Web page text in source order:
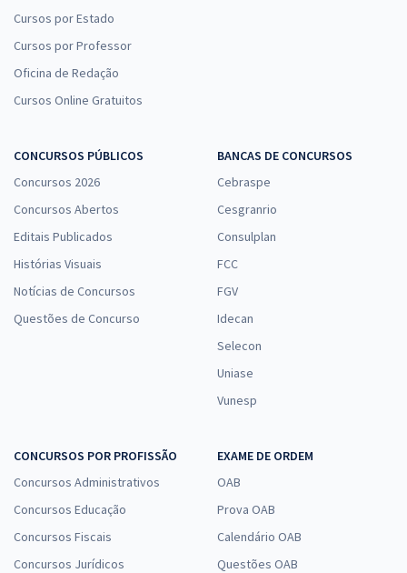
Cursos por Estado
Cursos por Professor
Oficina de Redação
Cursos Online Gratuitos
CONCURSOS PÚBLICOS
Concursos 2026
Concursos Abertos
Editais Publicados
Histórias Visuais
Notícias de Concursos
Questões de Concurso
BANCAS DE CONCURSOS
Cebraspe
Cesgranrio
Consulplan
FCC
FGV
Idecan
Selecon
Uniase
Vunesp
CONCURSOS POR PROFISSÃO
Concursos Administrativos
Concursos Educação
Concursos Fiscais
Concursos Jurídicos
EXAME DE ORDEM
OAB
Prova OAB
Calendário OAB
Questões OAB